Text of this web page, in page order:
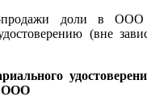
продажи доли в ООО
(вне
ООО